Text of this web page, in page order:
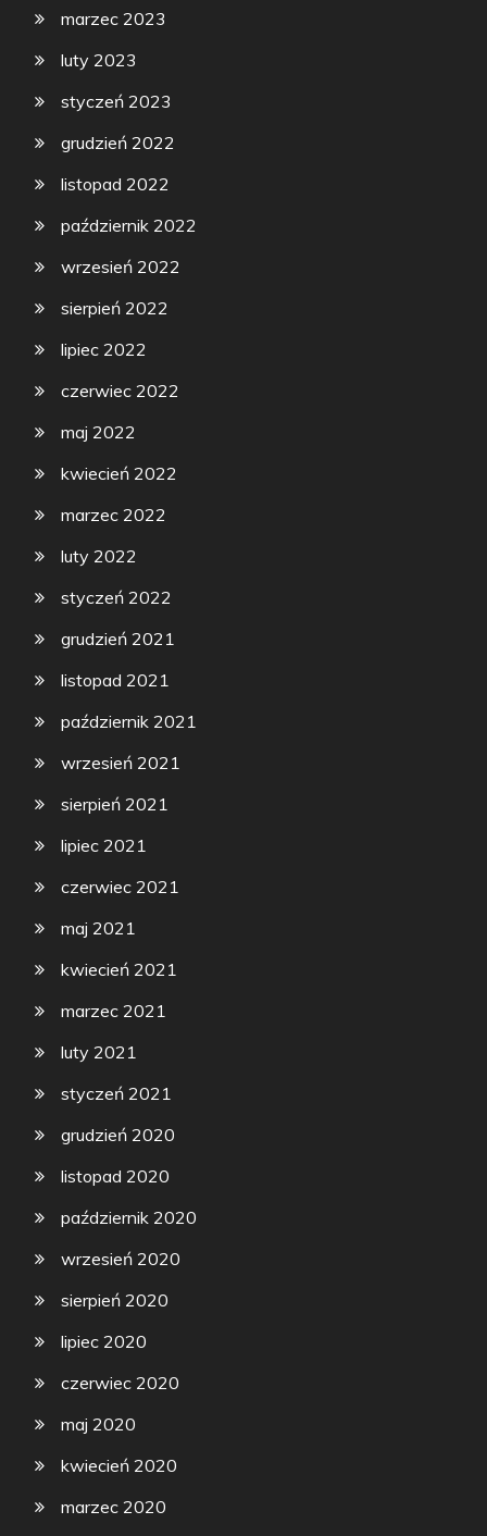
marzec 2023
luty 2023
styczeń 2023
grudzień 2022
listopad 2022
październik 2022
wrzesień 2022
sierpień 2022
lipiec 2022
czerwiec 2022
maj 2022
kwiecień 2022
marzec 2022
luty 2022
styczeń 2022
grudzień 2021
listopad 2021
październik 2021
wrzesień 2021
sierpień 2021
lipiec 2021
czerwiec 2021
maj 2021
kwiecień 2021
marzec 2021
luty 2021
styczeń 2021
grudzień 2020
listopad 2020
październik 2020
wrzesień 2020
sierpień 2020
lipiec 2020
czerwiec 2020
maj 2020
kwiecień 2020
marzec 2020